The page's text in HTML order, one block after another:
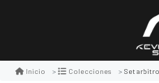
Inicio Colecciones Set